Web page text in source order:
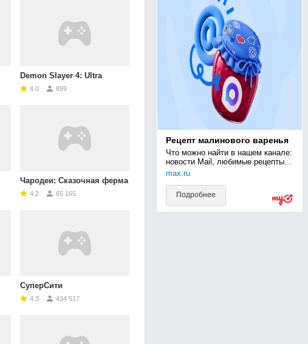
Demon Slayer 4: Ultra
4.0 899
Чародеи: Сказочная ферма
4.2 65 165
СуперСити
4.3 434 517
Рецепт малинового варенья
Что можно найти в нашем канале:
новости Mail, любимые рецепты...
max.ru
Подробнее